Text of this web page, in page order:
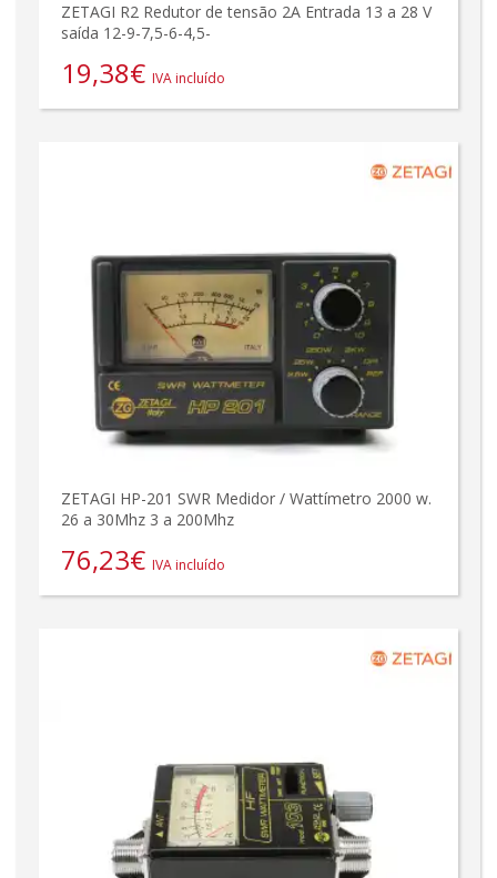
ZETAGI R2 Redutor de tensão 2A Entrada 13 a 28 V
saída 12-9-7,5-6-4,5-
19,38€ IVA incluído
ZETAGI HP-201 SWR Medidor / Wattímetro 2000 w.
26 a 30Mhz 3 a 200Mhz
76,23€ IVA incluído